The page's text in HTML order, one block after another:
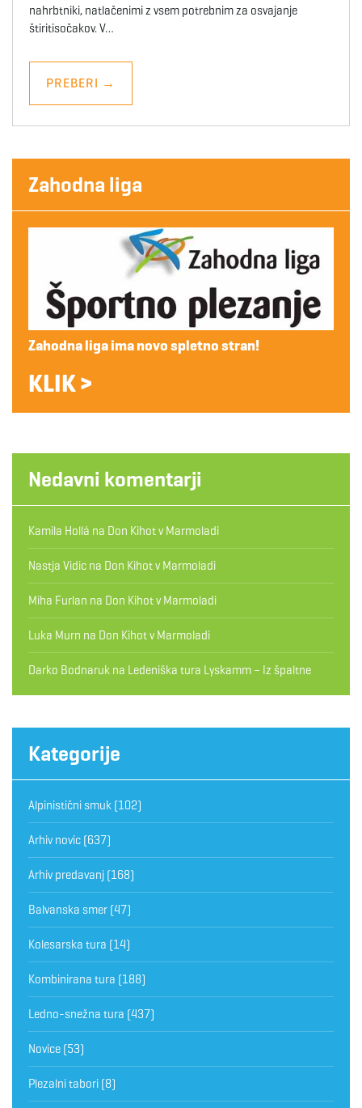
nahrbtniki, natlačenimi z vsem potrebnim za osvajanje
štiritisočakov. V…
PREBERI →
Zahodna liga
Zahodna liga ima novo spletno stran!
KLIK >
Nedavni komentarji
Kamila Hollá na Don Kihot v Marmoladi
Nastja Vidic na Don Kihot v Marmoladi
Miha Furlan na Don Kihot v Marmoladi
Luka Murn na Don Kihot v Marmoladi
Darko Bodnaruk na Ledeniška tura Lyskamm – Iz špaltne
Kategorije
Alpinistični smuk (102)
Arhiv novic (637)
Arhiv predavanj (168)
Balvanska smer (47)
Kolesarska tura (14)
Kombinirana tura (188)
Ledno-snežna tura (437)
Novice (53)
Plezalni tabori (8)